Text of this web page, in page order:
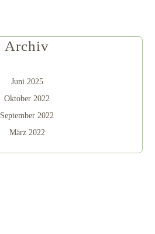
Archiv
Juni 2025
Oktober 2022
September 2022
März 2022